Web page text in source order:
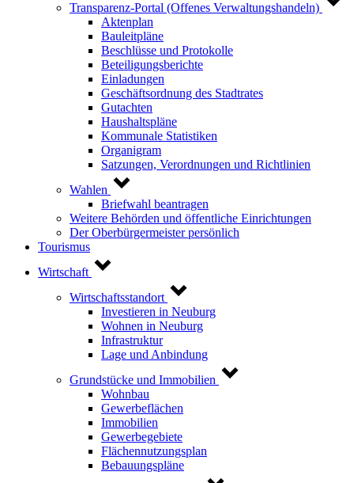
Transparenz-Portal (Offenes Verwaltungshandeln)
Aktenplan
Bauleitpläne
Beschlüsse und Protokolle
Beteiligungsberichte
Einladungen
Geschäftsordnung des Stadtrates
Gutachten
Haushaltspläne
Kommunale Statistiken
Organigram
Satzungen, Verordnungen und Richtlinien
Wahlen
Briefwahl beantragen
Weitere Behörden und öffentliche Einrichtungen
Der Oberbürgermeister persönlich
Tourismus
Wirtschaft
Wirtschaftsstandort
Investieren in Neuburg
Wohnen in Neuburg
Infrastruktur
Lage und Anbindung
Grundstücke und Immobilien
Wohnbau
Gewerbeflächen
Immobilien
Gewerbegebiete
Flächennutzungsplan
Bebauungspläne